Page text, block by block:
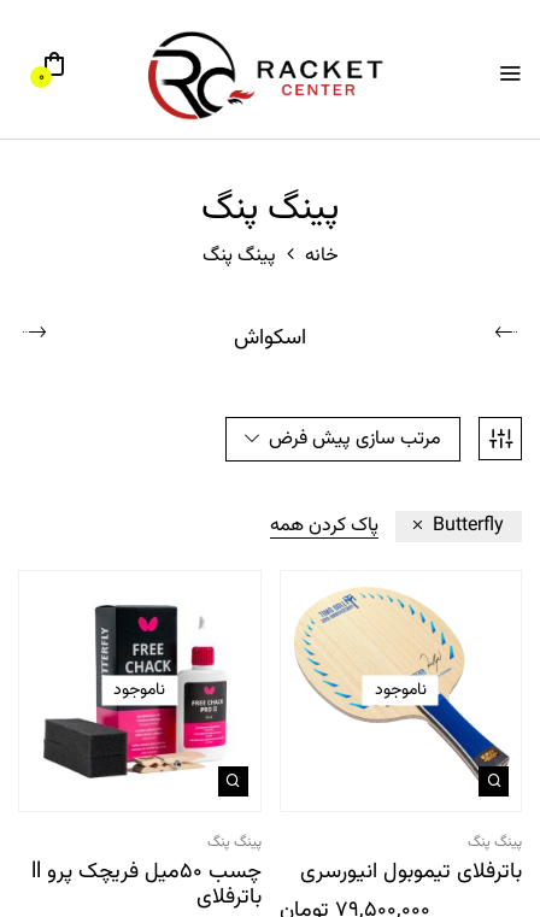
0
پینگ پنگ
خانه پینگ پنگ
اسکواش
مرتب سازی پیش فرض
Butterfly پاک کردن همه
ناموجود
پینگ پنگ
باترفلای تیموبول انیورسری
ناموجود
پینگ پنگ
چسب 50میل فریچک پرو ll
باترفلای